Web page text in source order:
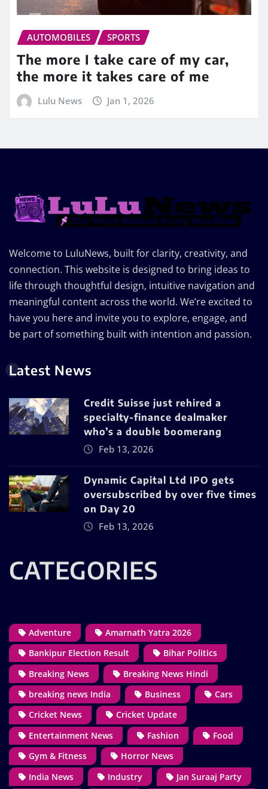
AUTOMOBILES SPORTS
The more I take care of my car,
the more it takes care of me
Lulu News Jan 1, 2026
Welcome to LuluNews, built for clarity, creativity, and
connection. This website is designed to bring ideas to
life through thoughtful design, intuitive navigation and
meaningful content across the world. We’re excited to
have you here and invite you to explore, engage, and
be part of something built with intention and passion.
Latest News
Credit Suisse just rehired a
specialty-finance dealmaker
who’s a double boomerang
Feb 13, 2026
Dynamic Capital Ltd IPO gets
oversubscribed by over five times
on Day 20
Feb 13, 2026
CATEGORIES
Adventure
Amarnath Yatra 2026
Bankipur Election Result
Bihar Politics
Breaking News
Breaking News Hindi
breaking news India
Business
Cars
Cricket News
Cricket Update
Entertainment News
Fashion
Food
Gym & Fitness
Horror News
India News
Industry
Jan Suraaj Party